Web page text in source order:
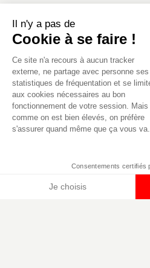
Il n'y a pas de
Cookie à se faire !
Ce site n'a recours à aucun tracker
externe, ne partage avec personne ses
statistiques de fréquentation et se
aux cookies nécessaires au bon
fonctionnement de votre session. Mais
comme on est bien élevés, on préfère
s'assurer quand même que ça vous va.
Consentements certifiés
Je choisis